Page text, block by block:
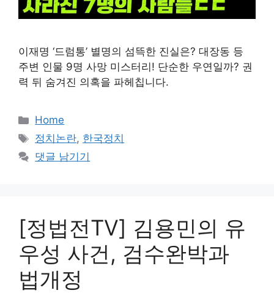
이재명 ‘드럼통’ 별명의 섬뜩한 진실은? 대장동 등
주변 인물 9명 사망 미스터리! 단순한 우연일까? 권
력 뒤 숨겨진 의혹을 파헤칩니다.
카
테
리
Home
태
그
정치논란, 한국정치
댓글 남기기
[정법전TV] 김용민의 유
우성 사건, 검수완박과
법개정